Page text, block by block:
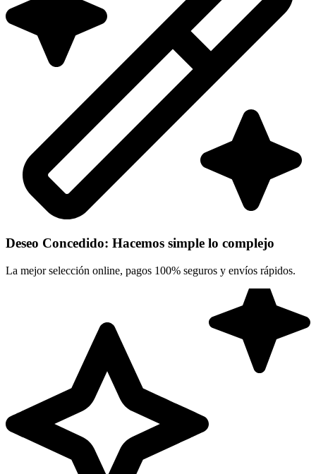
Deseo Concedido: Hacemos simple lo complejo
La mejor selección online, pagos 100% seguros y envíos rápidos.